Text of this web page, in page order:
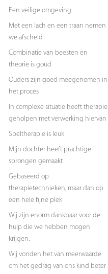
Een veilige omgeving
Met een lach en een traan nemen
we afscheid
Combinatie van beesten en
theorie is goud
Ouders zijn goed meegenomen in
het proces
In complexe situatie heeft therapie
geholpen met verwerking hiervan
Speltherapie is leuk
Mijn dochter heeft prachtige
sprongen gemaakt
Gebaseerd op
therapietechnieken, maar dan op
een hele fijne plek
Wij zijn enorm dankbaar voor de
hulp die we hebben mogen
krijgen.
Wij vonden het van meerwaarde
om het gedrag van ons kind beter